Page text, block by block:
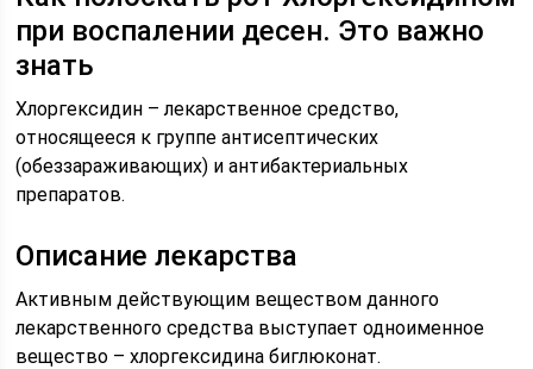
при воспалении десен. Это важно
знать
Хлоргексидин – лекарственное средство,
относящееся к группе антисептических
(обеззараживающих) и антибактериальных
препаратов.
Описание лекарства
Активным действующим веществом данного
лекарственного средства выступает одноименное
вещество – хлоргексидина биглюконат.